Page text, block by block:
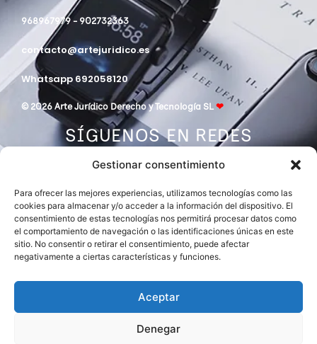
Gestionar consentimiento
Para ofrecer las mejores experiencias, utilizamos tecnologías como las
cookies para almacenar y/o acceder a la información del dispositivo. El
consentimiento de estas tecnologías nos permitirá procesar datos como
el comportamiento de navegación o las identificaciones únicas en este
sitio. No consentir o retirar el consentimiento, puede afectar
negativamente a ciertas características y funciones.
Aceptar
Denegar
968967979 - 902732363
contacto@artejuridico.es
Whatsapp 692058120
© 2026 Arte Jurídico Derecho y Tecnología SL ❤
SÍGUENOS EN REDES
DESPACHO MIEMBRO DE
INTERNATIONAL LAWYERS NETWORK